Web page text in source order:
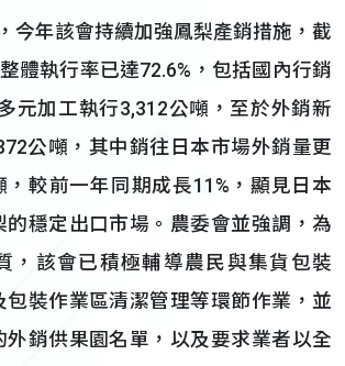
年該會持續加強鳳梨產銷措施，截
體執行率已達72.6%，包括國內行銷
元加工執行3,312公噸，至於外銷新
公噸，其中銷往日本市場外銷量更
，較前一年同期成長11%，顯見日本
的穩定出口市場。農委會並強調，為
，該會已積極輔導農民與集貨包裝
包裝作業區清潔管理等環節作業，並
外銷供果園名單，以及要求業者以全